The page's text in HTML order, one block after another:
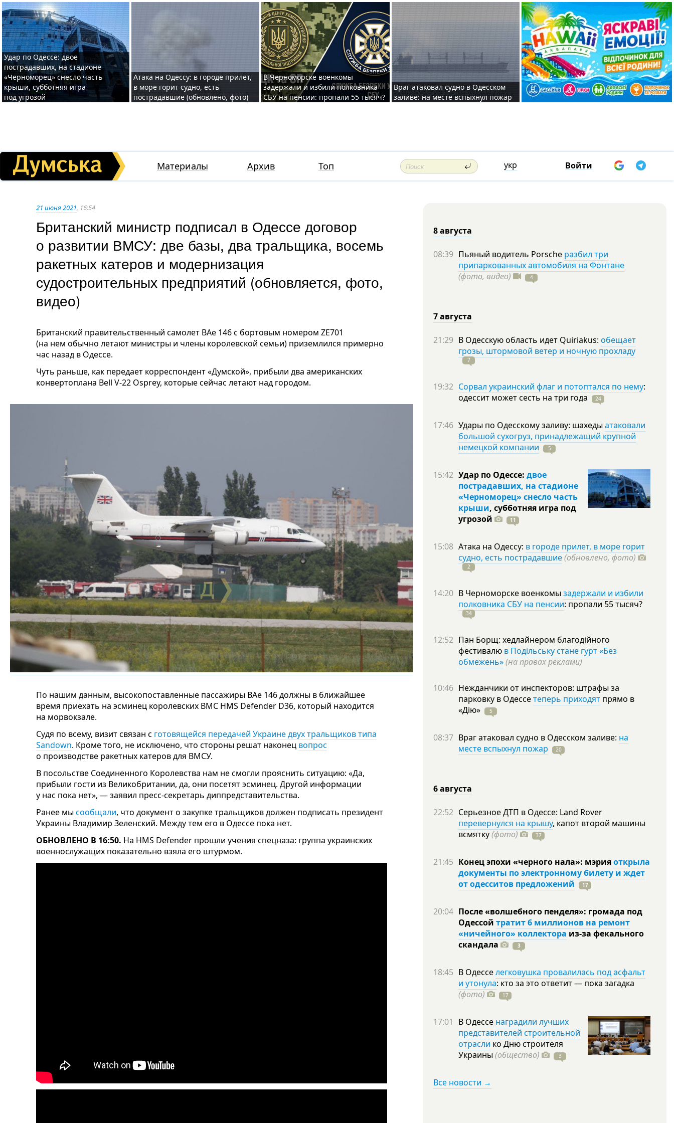
Удар по Одессе: двое
пострадавших, на стадионе
«Черноморец» снесло часть
крыши, субботняя игра
под угрозой
Атака на Одессу: в городе прилет,
в море горит судно, есть
пострадавшие (обновлено, фото)
В Черноморске военкомы
задержали и избили полковника
СБУ на пенсии: пропали 55 тысяч?
Враг атаковал судно в Одесском
заливе: на месте вспыхнул пожар
Материалы Архив Топ укр Войти
21 июня 2021, 16:54
Британский министр подписал в Одессе договор
о развитии ВМСУ: две базы, два тральщика, восемь
ракетных катеров и модернизация
судостроительных предприятий (обновляется, фото,
видео)
Британский правительственный самолет BAe 146 с бортовым номером ZE701
(на нем обычно летают министры и члены королевской семьи) приземлился примерно
час назад в Одессе.
Чуть раньше, как передает корреспондент «Думской», прибыли два американских
конвертоплана Bell V-22 Osprey, которые сейчас летают над городом.
По нашим данным, высокопоставленные пассажиры BAe 146 должны в ближайшее
время приехать на эсминец королевских ВМС HMS Defender D36, который находится
на морвокзале.
Судя по всему, визит связан с готовящейся передачей Украине двух тральщиков типа
Sandown. Кроме того, не исключено, что стороны решат наконец вопрос
о производстве ракетных катеров для ВМСУ.
В посольстве Соединенного Королевства нам не смогли прояснить ситуацию: «Да,
прибыли гости из Великобритании, да, они посетят эсминец. Другой информации
у нас пока нет», — заявил пресс-секретарь диппредставительства.
Ранее мысообщали, что документ о закупке тральщиков должен подписать президент
Украины Владимир Зеленский. Между тем его в Одессе пока нет.
ОБНОВЛЕНО В 16:50. На HMS Defender прошли учения спецназа: группа украинских
военнослужащих показательно взяла его штурмом.
8 августа
08:39 Пьяный водитель Porsche разбил три
припаркованных автомобиля на Фонтане
(фото, видео)
4
7 августа
21:29 В Одесскую область идет Quiriakus: обещает
грозы, штормовой ветер и ночную прохладу
7
19:32 Сорвал украинский флаг и потоптался по нему:
одессит может сесть на три года 24
17:46 Удары по Одесскому заливу: шахеды атаковали
большой сухогруз, принадлежащий крупной
немецкой компании
5
15:42 Удар по Одессе: двое
пострадавших, на стадионе
«Черноморец» снесло часть
крыши, субботняя игра под
угрозой
11
15:08 Атака на Одессу: в городе прилет, в море горит
судно, есть пострадавшие(обновлено, фото)
2
14:20 В Черноморске военкомы задержали и избили
полковника СБУ на пенсии: пропали 55тысяч?
34
12:52 Пан Борщ: хедлайнером благодійного
фестивалю в Подільську стане гурт «Без
обмежень»(на правах реклами)
10:46 Нежданчики от инспекторов: штрафы за
парковку в Одессетеперь приходят прямо в
«Дію»
5
08:37 Враг атаковал судно в Одесском заливе: на
месте вспыхнул пожар
20
6 августа
22:52 Серьезное ДТП в Одессе: Land Rover
перевернулся на крышу, капот второй машины
всмятку(фото) 37
21:45 Конец эпохи «черного нала»: мэрияоткрыла
документы по электронному билету и ждет
от одесситов предложений
17
20:04 После «волшебного пенделя»: громада под
Одессой тратит 6 миллионов на ремонт
«ничейного» коллектора из-за фекального
скандала
3
18:45 В Одесселегковушка провалилась под асфальт
и утонула: кто за это ответит — пока загадка
(фото)
17
17:01 В Одессе наградили лучших
представителей строительной
отрасли ко Дню строителя
Украины (общество) 3
Все новости →